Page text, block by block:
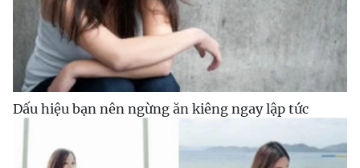
Dấu hiệu bạn nên ngừng ăn kiêng ngay lập tức